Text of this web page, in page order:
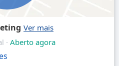
· Aberto agora